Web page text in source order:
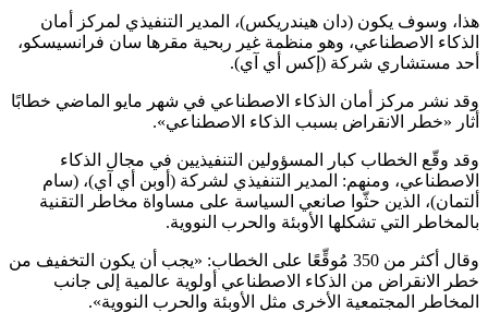
هذا، وسوف يكون (دان هيندريكس)، المدير التنفيذي لمركز أمان
الذكاء الاصطناعي، وهو منظمة غير ربحية مقرها سان فرانسيسكو،
أحد مستشاري شركة (إكس أي آي).
وقد نشر مركز أمان الذكاء الاصطناعي في شهر مايو الماضي خطابًا
أثار «خطر الانقراض بسبب الذكاء الاصطناعي».
وقد وقّع الخطاب كبار المسؤولين التنفيذيين في مجال الذكاء
الاصطناعي، ومنهم: المدير التنفيذي لشركة (أوبن أي آي)، (سام
ألتمان)، الذين حثّوا صانعي السياسة على مساواة مخاطر التقنية
بالمخاطر التي تشكلها الأوبئة والحرب النووية.
وقال أكثر من 350 مُوقِّعًا على الخطاب: «يجب أن يكون التخفيف من
خطر الانقراض من الذكاء الاصطناعي أولوية عالمية إلى جانب
المخاطر المجتمعية الأخرى مثل الأوبئة والحرب النووية».